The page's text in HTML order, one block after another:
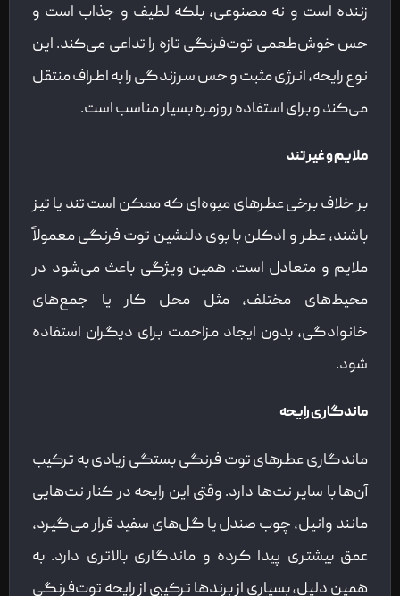
زننده است و نه مصنوعی، بلکه لطیف و جذاب است و
حس خوش‌طعمی توت‌فرنگی تازه را تداعی می‌کند. این
نوع رایحه، انرژی مثبت و حس سرزندگی را به اطراف منتقل
می‌کند و برای استفاده روزمره بسیار مناسب است.
ملایم و غیر تند
بر خلاف برخی عطرهای میوه‌ای که ممکن است تند یا تیز
باشند، عطر و ادکلن با بوی دلنشین توت فرنگی معمولاً
ملایم و متعادل است. همین ویژگی باعث می‌شود در
محیط‌های مختلف، مثل محل کار یا جمع‌های
خانوادگی، بدون ایجاد مزاحمت برای دیگران استفاده
شود.
ماندگاری رایحه
ماندگاری عطرهای توت فرنگی بستگی زیادی به ترکیب
آن‌ها با سایر نت‌ها دارد. وقتی این رایحه در کنار نت‌هایی
مانند وانیل، چوب صندل یا گل‌های سفید قرار می‌گیرد،
عمق بیشتری پیدا کرده و ماندگاری بالاتری دارد. به
همین دلیل، بسیاری از برندها ترکیبی از رایحه توت‌فرنگی